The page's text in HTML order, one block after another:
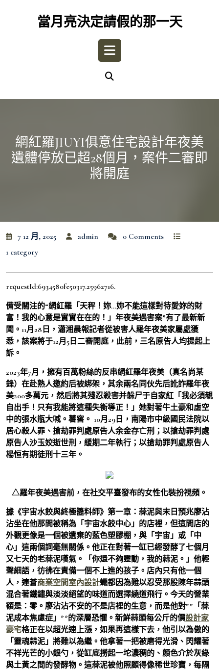
當月亮決定請假的那一天
Open
網紅羅JIUYI俱意住宅設計年夜美
遺體停放已超28個月，案件二審即
將開庭
7 12 月, 2025 admin
0 Comments
1 category
requestId:6934580fe50317.25962716.
備受關注的“網紅羅「天秤！妳…妳不能這樣對待愛妳的財
富！我的心意是實實在在的！」年夜美遇害案”有了最新新
聞。11月28日，瀟湘晨報記者從被害人羅年夜美家屬處獲
悉，該案將于12月5日二審開庭，此前，三名原告人均提起上
訴。
2023年7月，擁有百萬粉絲的反串網紅羅年夜美（真名尚某
鋒）在赴熟人邀約后被綁架，其余兩名同伙先后訛詐羅年夜
美200多萬元，然后將其殘忍殺害并躲尸于自家紅「我必須親
自出手！只有我能將這種失衡導正！」她對著牛土豪和虛空
中的張水瓶大喊。薯窖。 10月29日，南陽市中級國民法院以
居心殺人罪、搶劫罪判處原告人余金存亡刑；以搶劫罪判處
原告人沙玉姣逝世刑，緩期二年執行；以搶劫罪判處原告人
楊恒有期徒刑十三年。
△羅年夜美遇害前，在社交平臺發布的女性化裝扮視頻。
據《宇宙水餃與終極醬料師》第一章：蒜泥與末日預兆廖沾
沾坐在他那間被稱為「宇宙水餃中心」的店裡，但這間店的
外觀更像是一個被遺棄的藍色塑膠棚，與「宇宙」或「中
心」這兩個詞毫無關係。他正在對著一缸已經發酵了七個月
又七天的老蒜泥嘆氣。「你還不夠靈動，我的蒜泥。」他輕
聲細語，彷彿在責備一個不上進的孩子。店內只有他一個
人，連蒼商業空間室內設計蠅都因為難以忍受那股陳年蒜頭
混合著鐵鏽與淡淡絕望的味道而選擇繞道飛行。今天的營業
額是：零。廖沾沾不安的不是店裡的生意，而是他對**「蒜
泥成本焦慮症」**的深層恐懼。新鮮蒜頭每公斤的價設計家
豪宅格正在以超光速上漲，如果再這樣下去，他引以為傲的
「靈魂蒜泥」將難以為繼。他拿著一把被磨得光滑、閃耀著
不祥光芒的小銀勺，從缸底撈起一坨濃稠的、顏色介於灰綠
與土黃之間的發酵物。這蒜泥被他照顧得像稀世珍寶，每隔